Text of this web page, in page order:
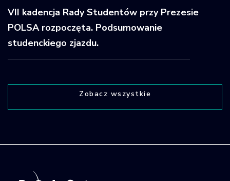
VII kadencja Rady Studentów przy Prezesie
POLSA rozpoczęta. Podsumowanie
studenckiego zjazdu.
Zobacz wszystkie